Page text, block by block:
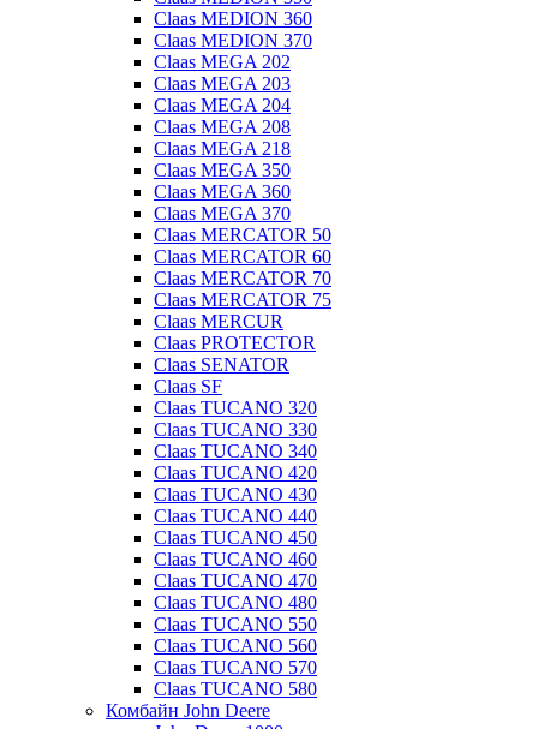
Claas MEDION 360
Claas MEDION 370
Claas MEGA 202
Claas MEGA 203
Claas MEGA 204
Claas MEGA 208
Claas MEGA 218
Claas MEGA 350
Claas MEGA 360
Claas MEGA 370
Claas MERCATOR 50
Claas MERCATOR 60
Claas MERCATOR 70
Claas MERCATOR 75
Claas MERCUR
Claas PROTECTOR
Claas SENATOR
Claas SF
Claas TUCANO 320
Claas TUCANO 330
Claas TUCANO 340
Claas TUCANO 420
Claas TUCANO 430
Claas TUCANO 440
Claas TUCANO 450
Claas TUCANO 460
Claas TUCANO 470
Claas TUCANO 480
Claas TUCANO 550
Claas TUCANO 560
Claas TUCANO 570
Claas TUCANO 580
Комбайн John Deere